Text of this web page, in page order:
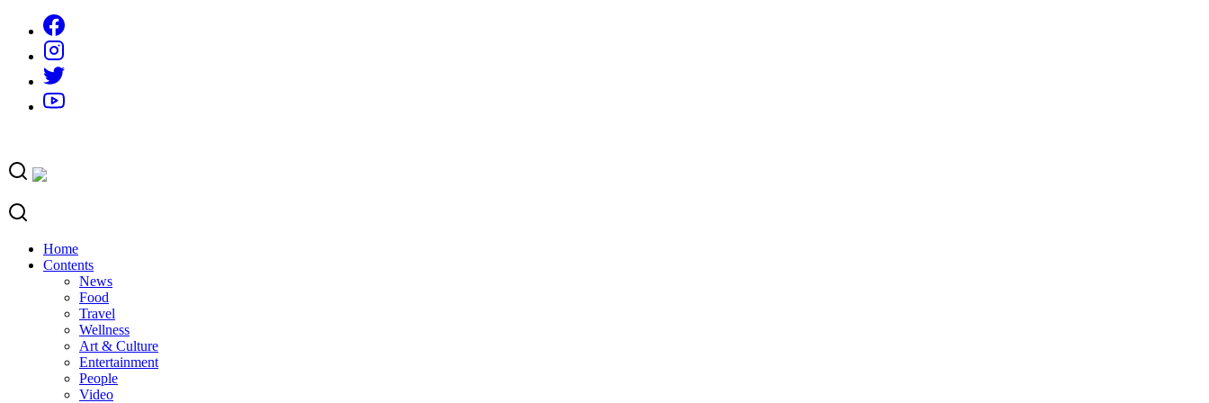
content
Home
Contents
News
Food
Travel
Wellness
Art & Culture
Entertainment
People
Video